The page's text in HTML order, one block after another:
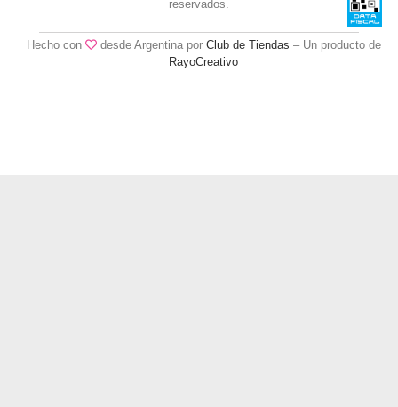
reservados.
Hecho con desde Argentina por Club de Tiendas – Un producto de
RayoCreativo